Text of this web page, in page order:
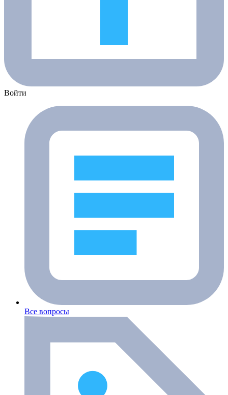
Войти
Все вопросы